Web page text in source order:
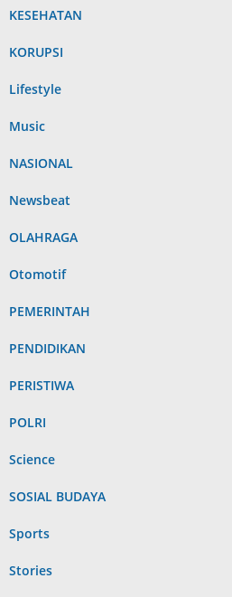
KESEHATAN
KORUPSI
Lifestyle
Music
NASIONAL
Newsbeat
OLAHRAGA
Otomotif
PEMERINTAH
PENDIDIKAN
PERISTIWA
POLRI
Science
SOSIAL BUDAYA
Sports
Stories